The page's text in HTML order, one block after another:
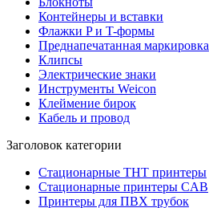
Контейнеры и вставки
Флажки P и T-формы
Преднапечатанная маркировка
Клипсы
Электрические знаки
Инструменты Weicon
Клеймение бирок
Кабель и провод
Заголовок категории
Стационарные THT принтеры
Стационарные принтеры CAB
Принтеры для ПВХ трубок